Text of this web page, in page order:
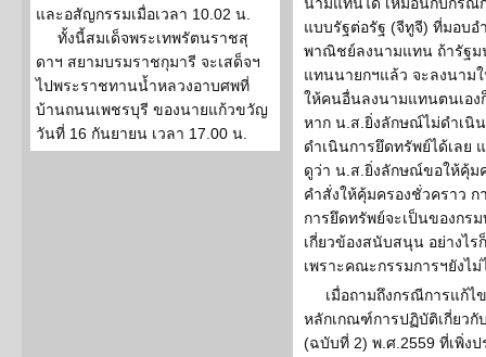
และอสัญกรรมเมื่อเวลา 10.02 น.
ทั้งนี้สมเด็จพระเทพรัตนราชสุ
ดาฯ สยามบรมราชกุมารี จะเสด็จฯ
ไปพระราชทานน้ำหลวงอาบศพที่
บ้านถนนเพชรบุรี ของนายแก้วขวัญ
วันที่ 16 กันยายน เวลา 17.00 น.
แบบรัฐต่อรัฐ (จีทูจี) ที่มอบอ
พาณิชย์ลงนามแทน ถ้ารัฐม
แทนนายกฯแล้ว จะลงนาม
ให้คนอื่นลงนามแทนตนเอ
หาก น.ส.ยิ่งลักษณ์ไม่ดำเนิ
ดำเนินการยึดทรัพย์ได้เลย
ดูว่า น.ส.ยิ่งลักษณ์ขอให้คุ้ม
คำสั่งให้คุ้มครองชั่วคราว
การยึดทรัพย์จะเป็นของกร
เกี่ยวข้องสนับสนุน อย่างไ
เพราะคณะกรรมการฯยังไ
เมื่อถามถึงกรณีการแก้ไ
หลักเกณฑ์การปฏิบัติเกี่ยวกั
(ฉบับที่ 2) พ.ศ.2559 ที่เพิ่ง